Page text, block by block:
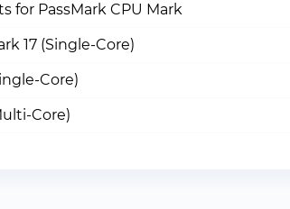
for PassMark CPU Mark
17 (Single-Core)
Core)
Core)